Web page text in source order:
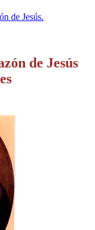
de Jesús.
de Jesús